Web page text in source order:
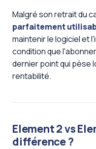
Malgré son retrait du
parfaitement
maintenir le logiciel et
condition que
dernier point qui pèse
rentabilité.
Element 2 vs
différence ?